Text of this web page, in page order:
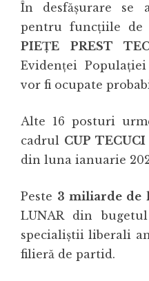
În desfășurare se
pentru funcțiile de
PIEȚE PREST
Evidenței
vor fi ocupate
Alte 16 posturi
cadrul CUP TECUCI
din luna ianuarie
Peste 3 miliarde de
LUNAR din
specialiștii liberali
filieră de partid.